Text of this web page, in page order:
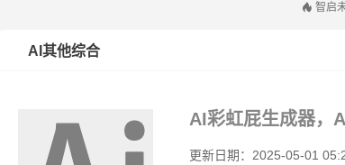
智启未来，AI 定义无限可
AI其他综合
AI彩虹屁生成器，
更新日期：2025-05-01